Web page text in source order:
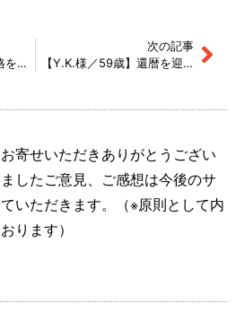
【31歳・女性】この資格を目指している人にオススメしたいです！
次の記事
【Y.K.様／59歳】還暦を迎える年齢で一発合格出来ました！
寄せいただきありがとうござい
したご意見、ご感想は今後のサ
いただきます。（※原則として内
ります）